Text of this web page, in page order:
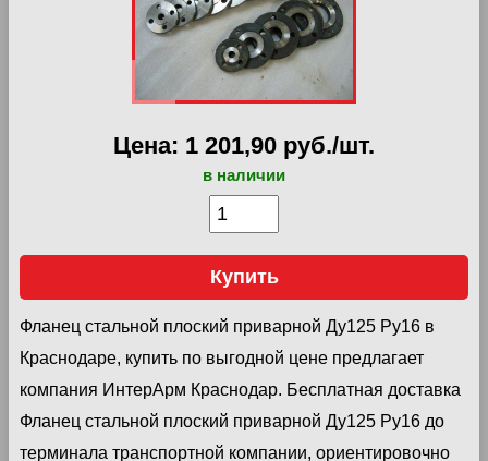
Цена: 1 201,90 руб./шт.
в наличии
Купить
Фланец стальной плоский приварной Ду125 Ру16 в
Краснодаре, купить по выгодной цене предлагает
компания ИнтерАрм Краснодар. Бесплатная доставка
Фланец стальной плоский приварной Ду125 Ру16 до
терминала транспортной компании, ориентировочно